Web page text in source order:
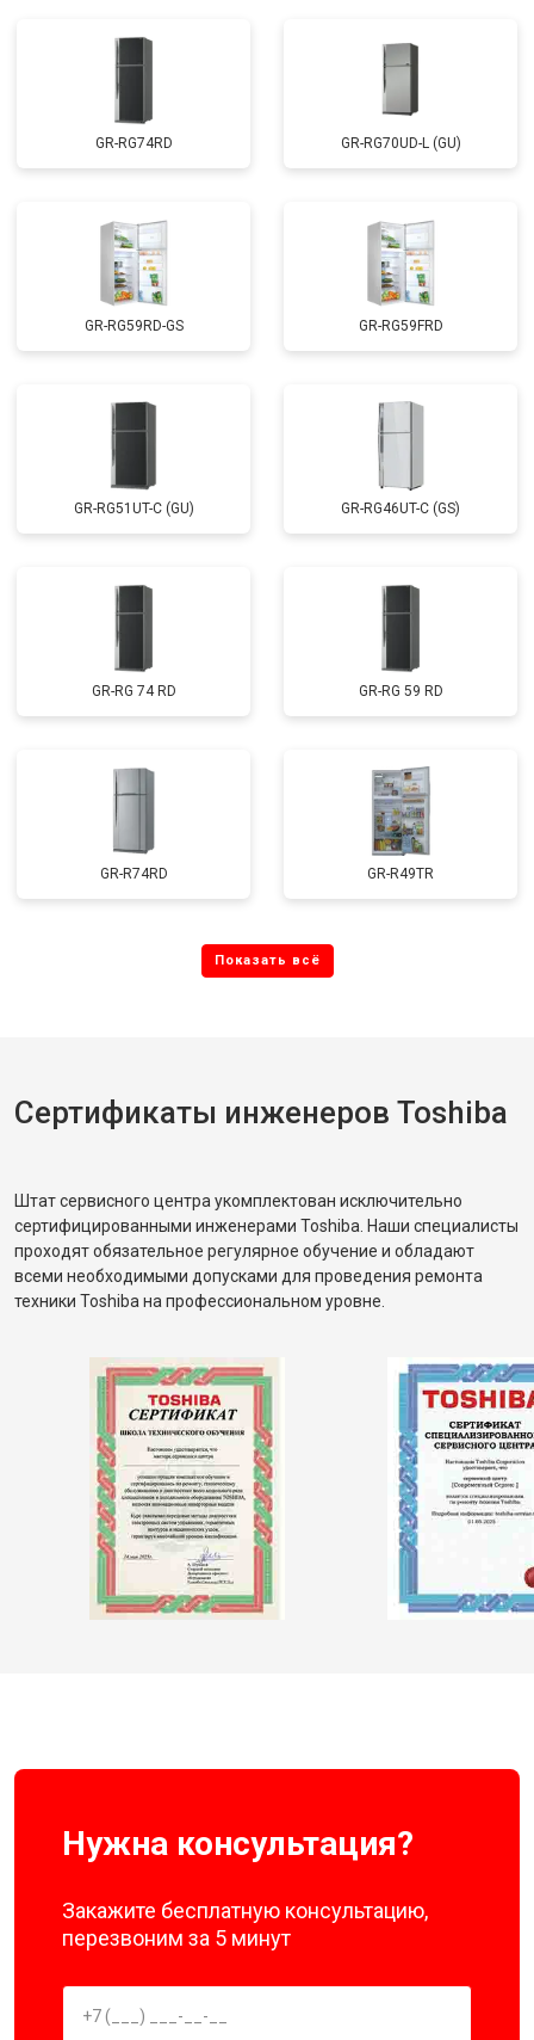
GR-RG74RD GR-RG70UD-L (GU)
GR-RG59RD-GS GR-RG59FRD
GR-RG51UT-C (GU) GR-RG46UT-C (GS)
GR-RG 74 RD GR-RG 59 RD
GR-R74RD GR-R49TR
Сертификаты инженеров Toshiba
Штат сервисного центра укомплектован исключительно
сертифицированными инженерами Toshiba. Наши специалисты
проходят обязательное регулярное обучение и обладают
всеми необходимыми допусками для проведения ремонта
техники Toshiba на профессиональном уровне.
Нужна консультация?
Закажите бесплатную консультацию,
перезвоним за 5 минут